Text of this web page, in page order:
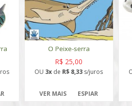
O Peixe-serra
R$ 25,00
OU 3x de R$ 8,33 s/juros
VER MAIS ESPIAR